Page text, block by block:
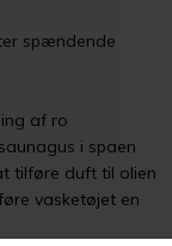
spændende
af ro
i spaen
tilføre duft til olien
vasketøjet en